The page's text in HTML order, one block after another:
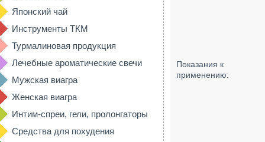
Японский чай
Инструменты ТКМ
Турмалиновая продукция
Лечебные ароматические свечи
Мужская виагра
Женская виагра
Интим-спреи, гели, пролонгаторы
Средства для похудения
Показания к
применению: